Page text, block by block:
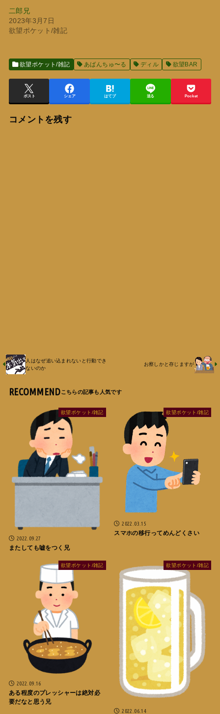
二郎兄
2023年3月7日
欲望ポケット/雑記
欲望ポケット/雑記 あばんちゅ〜る ディル 欲望BAR
ポスト シェア はてブ 送る Pocket
コメントを残す
人はなぜ追い込まれないと行動でき
ないのか
お察しかと存じますが
RECOMMEND
欲望ポケット/雑記
2022.09.27
またしても嘘をつく兄
欲望ポケット/雑記
2022.03.15
スマホの移行ってめんどくさい
欲望ポケット/雑記
2022.09.16
ある程度のプレッシャーは絶対必
要だなと思う兄
欲望ポケット/雑記
2022.06.14